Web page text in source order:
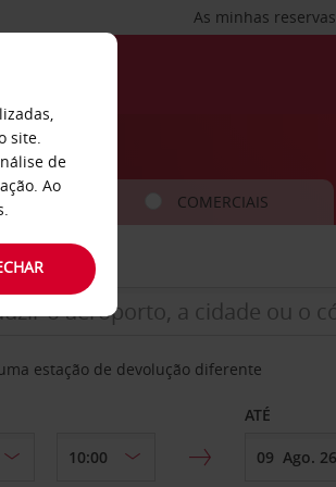
As minhas reservas
COMERCIAIS
estação de devolução diferente
ATÉ
site.
de
Ao